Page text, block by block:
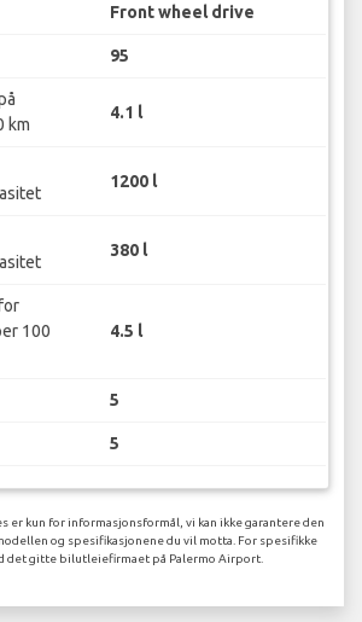
Front wheel drive
95
km
4.1 l
1200 l
380 l
100
4.5 l
5
5
er kun for informasjonsformål, vi kan ikke garantere den
og spesifikasjonene du vil motta. For spesifikke
det gitte bilutleiefirmaet på Palermo Airport.